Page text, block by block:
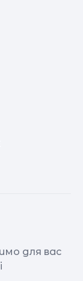
для вас